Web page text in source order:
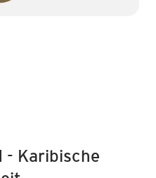
- Karibische